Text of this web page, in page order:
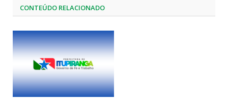
CONTEÚDO RELACIONADO